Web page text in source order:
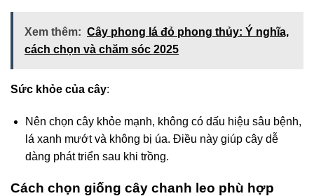
Xem thêm: Cây phong lá đỏ phong thủy: Ý nghĩa,
cách chọn và chăm sóc 2025
Sức khỏe của cây:
Nên chọn cây khỏe mạnh, không có dấu hiệu sâu bệnh,
lá xanh mướt và không bị úa. Điều này giúp cây dễ
dàng phát triển sau khi trồng.
Cách chọn giống cây chanh leo phù hợp